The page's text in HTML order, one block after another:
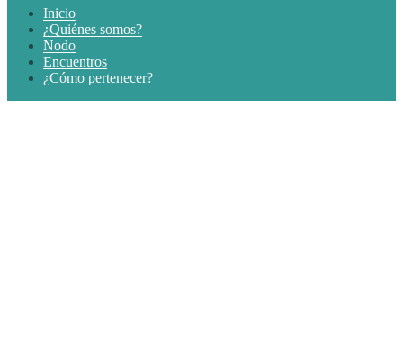
Inicio
¿Quiénes somos?
Nodo
Encuentros
¿Cómo pertenecer?